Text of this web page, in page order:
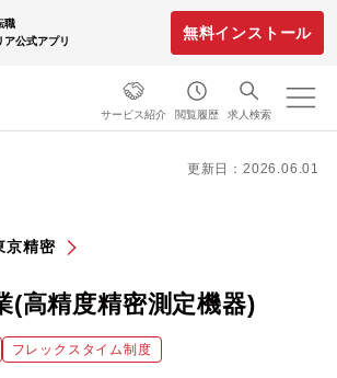
職
ア公式アプリ
無料インストール
サービス紹介 閲覧履歴 求人検索
更新日：2026.06.01
京精密
(高精度精密測定機器)
フレックスタイム制度